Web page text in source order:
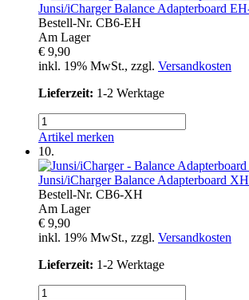
Junsi/iCharger Balance Adapterboard
Bestell-Nr. CB6-EH
Am Lager
€ 9,90
inkl. 19% MwSt., zzgl. Versandkosten
Lieferzeit: 1-2 Werktage
Artikel merken
10.
Junsi/iCharger Balance Adapterboard
Bestell-Nr. CB6-XH
Am Lager
€ 9,90
inkl. 19% MwSt., zzgl. Versandkosten
Lieferzeit: 1-2 Werktage